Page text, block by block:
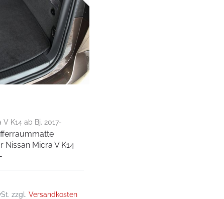
V K14 ab Bj. 2017-
Nissan Micra V K14
zzgl.Versandkosten